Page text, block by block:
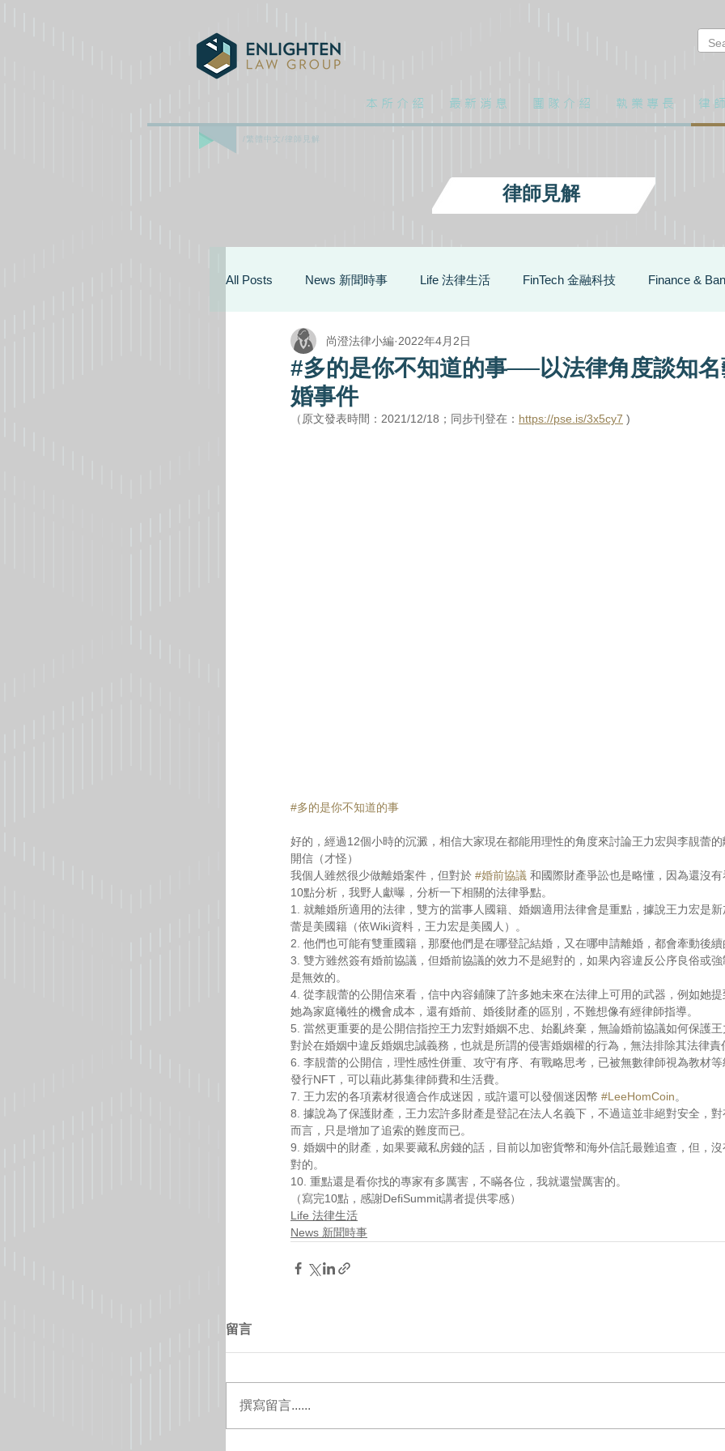
律師見解
本 所 介 紹 最 新 消 息 團 隊 介 紹 執 業 專 長 律
/繁體中文/律師見解
All Posts News 新聞時事 Life 法律生活 FinTech 金融科技 Finance &
Legal Service 法律服務 Education 法律教育
#多的是你不知道的事──以法律角度談知
婚事件
尚澄法律小編 2022年4月2日
（原文發表時間：2021/12/18；同步刊登在： https://pse.is/3x5cy7 )
#多的是你不知道的事
好的，經過12個小時的沉澱，相信大家現在都能用理性的角度來討論王力宏與李靚蕾
開信（才怪）
我個人雖然很少做離婚案件，但對於 #婚前協議 和國際財產爭訟也是略懂，因為還沒
10點分析，我野人獻曝，分析一下相關的法律爭點。
1. 就離婚所適用的法律，雙方的當事人國籍、婚姻適用法律會是重點，據說王力宏是
蕾是美國籍（依Wiki資料，王力宏是美國人）。
2. 他們也可能有雙重國籍，那麼他們是在哪登記結婚，又在哪申請離婚，都會牽動後
3. 雙方雖然簽有婚前協議，但婚前協議的效力不是絕對的，如果內容違反公序良俗或
是無效的。
4. 從李靚蕾的公開信來看，信中內容鋪陳了許多她未來在法律上可用的武器，例如她
她為家庭犧牲的機會成本，還有婚前、婚後財產的區別，不難想像有經律師指導。
5. 當然更重要的是公開信指控王力宏對婚姻不忠、始亂終棄，無論婚前協議如何保護
對於在婚姻中違反婚姻忠誠義務，也就是所謂的侵害婚姻權的行為，無法排除其法律責
6. 李靚蕾的公開信，理性感性併重、攻守有序、有戰略思考，已被無數律師視為教材
發行NFT，可以藉此募集律師費和生活費。
7. 王力宏的各項素材很適合作成迷因，或許還可以發個迷因幣 #LeeHomCoin。
8. 據說為了保護財產，王力宏許多財產是登記在法人名義下，不過這並非絕對安全，
而言，只是增加了追索的難度而已。
9. 婚姻中的財產，如果要藏私房錢的話，目前以加密貨幣和海外信託最難追查，但，
對的。
10. 重點還是看你找的專家有多厲害，不瞞各位，我就還蠻厲害的。
（寫完10點，感謝DefiSummit講者提供零感）
Life 法律生活
News 新聞時事
留言
撰寫留言......